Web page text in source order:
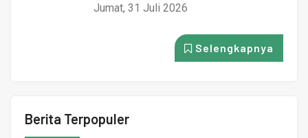
Jumat, 31 Juli 2026
Selengkapnya
Berita Terpopuler